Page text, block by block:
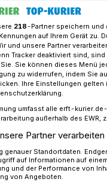
macht sich
vor
218-Partner speichern und
auf Ihrem Gerät zu.
und unsere Partner
Tracker deaktiviert sind,
Sie können dieses Menü
zu widerrufen, indem Sie
Ihre Einstellungen
umfasst alle erft-
außerhalb des EWR,
Partner
genauer Standortdaten.
auf Informationen auf
und der Performance von
von Angeboten.